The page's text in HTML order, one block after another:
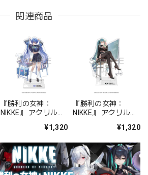
関連商品
『勝利の女神：
NIKKE』 アクリルス
ォーチュンメイト
¥1,320
『勝利の女神：
NIKKE』 アクリルス
シャープレッスン
¥1,320